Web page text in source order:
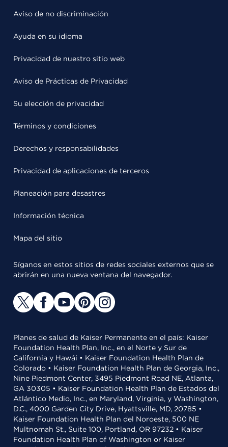
Aviso de no discriminación
Ayuda en su idioma
Privacidad de nuestro sitio web
Aviso de Prácticas de Privacidad
Su elección de privacidad
Términos y condiciones
Derechos y responsabilidades
Privacidad de aplicaciones de terceros
Planeación para desastres
Información técnica
Mapa del sitio
Síganos en estos sitios de redes sociales externos que se
abrirán en una nueva ventana del navegador.
Planes de salud de Kaiser Permanente en el país: Kaiser
Foundation Health Plan, Inc., en el Norte y Sur de
California y Hawái • Kaiser Foundation Health Plan de
Colorado • Kaiser Foundation Health Plan de Georgia, Inc.,
Nine Piedmont Center, 3495 Piedmont Road NE, Atlanta,
GA 30305 • Kaiser Foundation Health Plan de Estados del
Atlántico Medio, Inc., en Maryland, Virginia, y Washington,
D.C., 4000 Garden City Drive, Hyattsville, MD, 20785 •
Kaiser Foundation Health Plan del Noroeste, 500 NE
Multnomah St., Suite 100, Portland, OR 97232 • Kaiser
Foundation Health Plan of Washington or Kaiser